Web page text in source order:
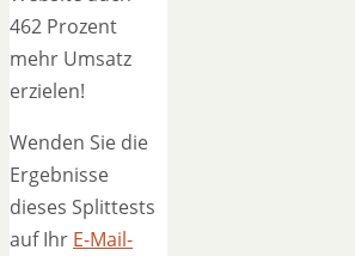
462 Prozent
mehr Umsatz
erzielen!
Wenden Sie die
Ergebnisse
dieses Splittests
auf Ihr E-Mail-